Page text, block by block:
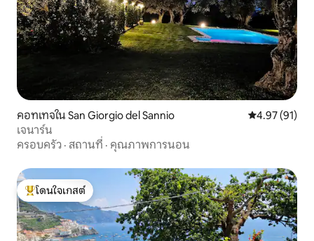
คอทเทจใน San Giorgio del Sannio คะแนนเฉลี่ย
4.97 (91)
เจนาร์น
ครอบครัว · สถานที่ · คุณภาพการนอน
โดนใจเกสต์ที่สุด
โดนใจเกสต์